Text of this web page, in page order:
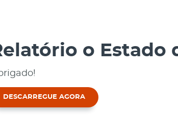
o Estado
DESCARREGUE AGORA